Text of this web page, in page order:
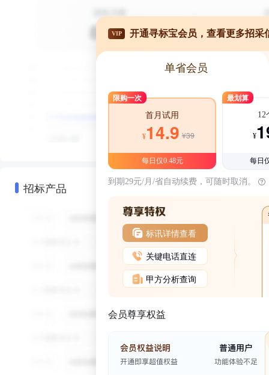
招标产品
VIP 开通寻标宝会员，查看更多招采
单省会员
限购一次
首月试用
¥14.9 ¥39
每日仅0.48元
最划算
12
¥
每日
到期29元/月/省自动续费，可随时取消。
标讯详情查看
关键电话直连
甲方分析查询
会员尊享权益